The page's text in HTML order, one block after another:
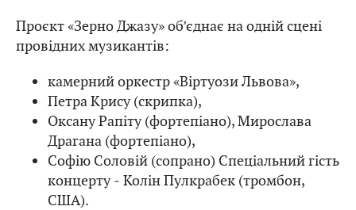
Проєкт «Зерно Джазу» об’єднає на одній сцені
провідних музикантів:
камерний оркестр «Віртуози Львова»,
Петра Крису (скрипка),
Оксану Рапіту (фортепіано), Мирослава
Драгана (фортепіано),
Софію Соловій (сопрано) Спеціальний гість
концерту ‒ Колін Пулкрабек (тромбон,
США).